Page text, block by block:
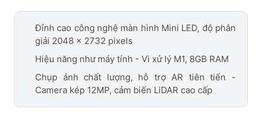
Chipset
Apple M1 8 nhân
Đỉnh cao công nghệ màn hình Mini LED, độ phân
giải 2048 x 2732 pixels
Hiệu năng như máy tính - Vi xử lý M1, 8GB RAM
Chụp ảnh chất lượng, hỗ trợ AR tiên tiến -
Camera kép 12MP, cảm biến LiDAR cao cấp